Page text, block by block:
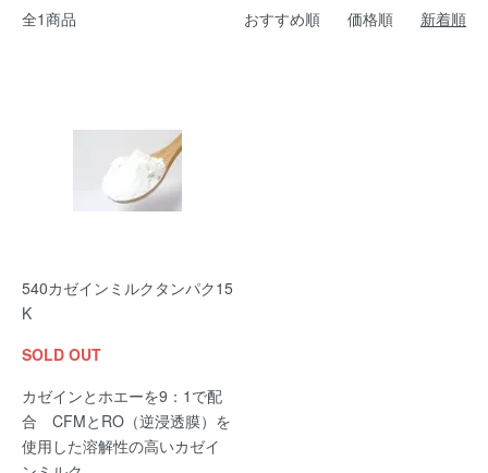
全1商品 おすすめ順 価格順 新着順
540カゼインミルクタンパク15
K
SOLD OUT
カゼインとホエーを9：1で配
合 CFMとRO（逆浸透膜）を
使用した溶解性の高いカゼイ